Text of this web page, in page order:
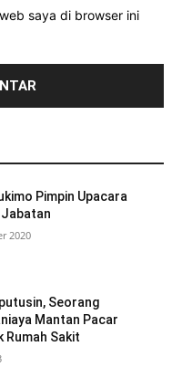
saya di browser ini
Pimpin Upacara
2020
Seorang
Mantan Pacar
Rumah Sakit